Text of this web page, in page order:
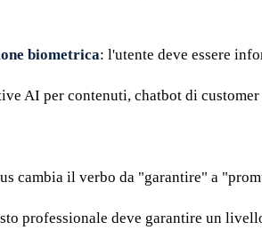
biometrica: l'utente deve essere
AI per contenuti, chatbot di customer
cambia il verbo da "garantire" a
professionale deve garantire un